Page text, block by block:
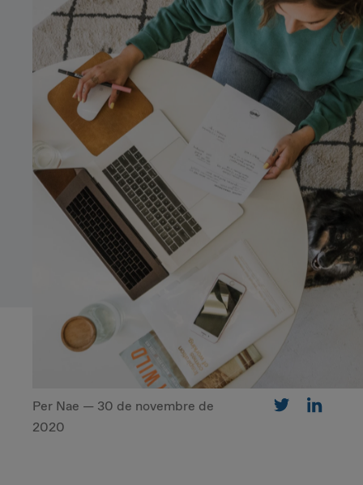
Systems Advisory
Cloud
IT Governance
OPERATIONS
Operations Strategy
Digital Operations
Target Operating Model
Operations Programs
CUSTOMER
CA
EN
Tímida Seria
Moderna
Detallista
Treballadora/Constant
Esbojarrada Improvisadora
Geek Tranquil·la
Per Nae — 30 de novembre de
2020